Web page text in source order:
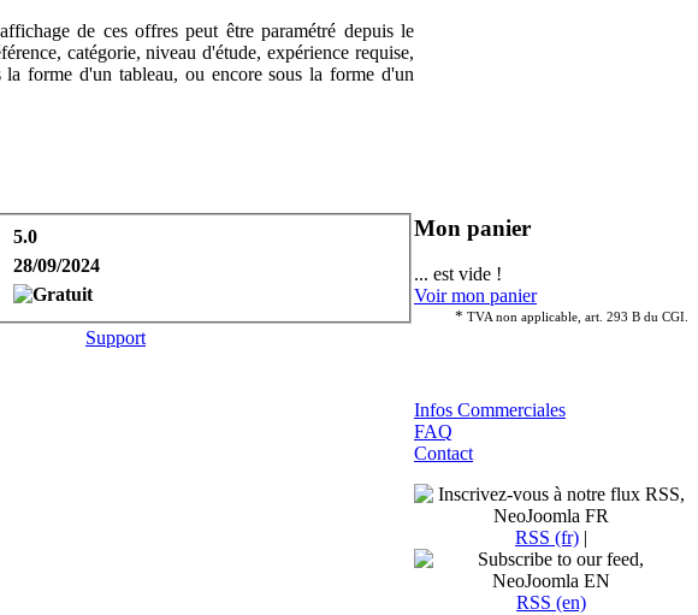
de ces offres peut être paramétré depuis le
catégorie, niveau d'étude, expérience requise,
forme d'un tableau, ou encore sous la forme d'un
5.0
28/09/2024
Support
Mon panier
... est vide !
Voir mon panier
* TVA non applicable, art. 293 B du CGI.
Infos Commerciales
FAQ
Contact
RSS (fr) |
RSS (en)